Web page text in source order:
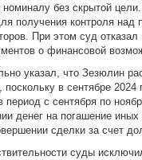
номиналу без скрытой
получения контроля над
При этом суд
о финансовой
указал, что Зезюлин
в сентябре 2024
период с сентября по
денег на погашение иных
сделки за счет
суды